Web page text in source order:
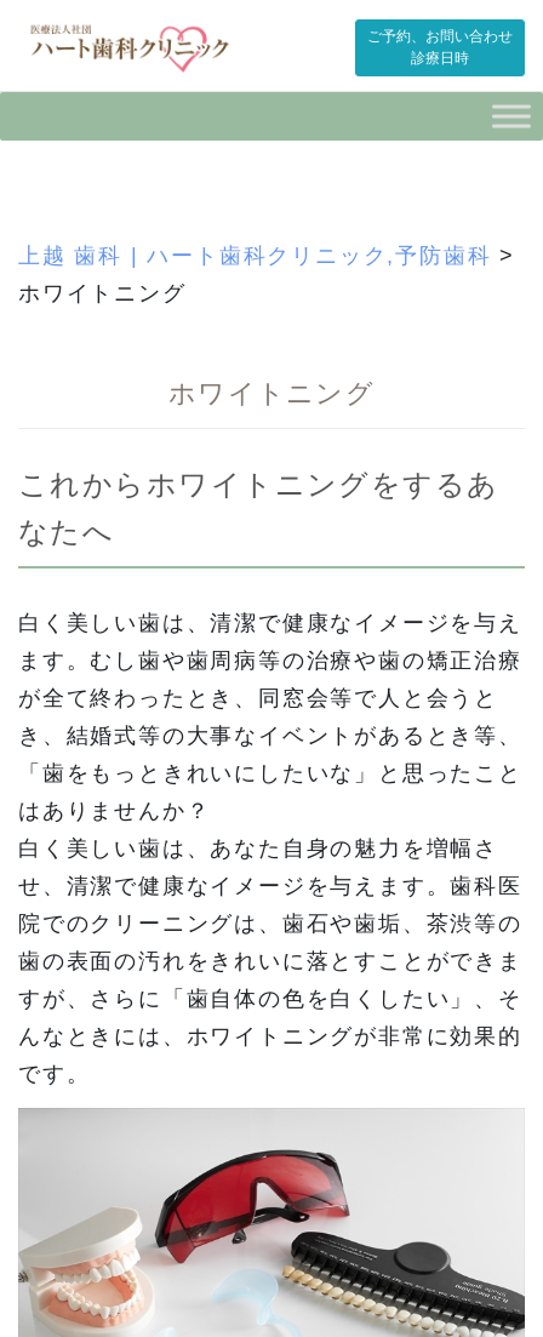
ご予約、お問い合わせ
診療日時
上越 歯科 | ハート歯科クリニック,予防歯科 >
ホワイトニング
ホワイトニング
これからホワイトニングをするあ
なたへ
白く美しい歯は、清潔で健康なイメージを与え
ます。むし歯や歯周病等の治療や歯の矯正治療
が全て終わったとき、同窓会等で人と会うと
き、結婚式等の大事なイベントがあるとき等、
「歯をもっときれいにしたいな」と思ったこと
はありませんか？
白く美しい歯は、あなた自身の魅力を増幅さ
せ、清潔で健康なイメージを与えます。歯科医
院でのクリーニングは、歯石や歯垢、茶渋等の
歯の表面の汚れをきれいに落とすことができま
すが、さらに「歯自体の色を白くしたい」、そ
んなときには、ホワイトニングが非常に効果的
です。